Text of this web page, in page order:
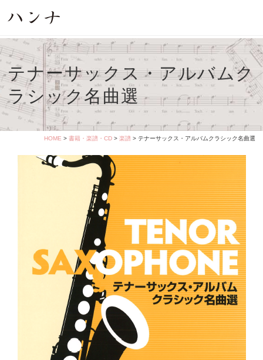
テナーサックス・アルバムク
ラシック名曲選
HOME > 書籍・楽譜・CD> 楽譜> テナーサックス・アルバムクラシック名曲選